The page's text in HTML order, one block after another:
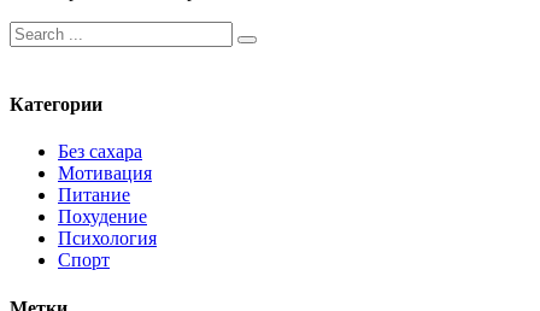
Искать:
Категории
Без сахара
Мотивация
Питание
Похудение
Психология
Спорт